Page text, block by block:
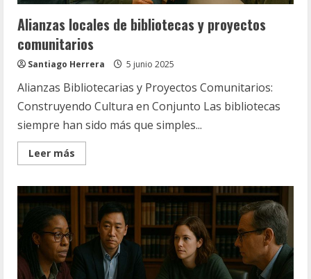
Alianzas locales de bibliotecas y proyectos
comunitarios
Santiago Herrera 5 junio 2025
Alianzas Bibliotecarias y Proyectos Comunitarios:
Construyendo Cultura en Conjunto Las bibliotecas
siempre han sido más que simples...
Leer más
more
locales
de
bibliotecas
proyectos
comunitarios